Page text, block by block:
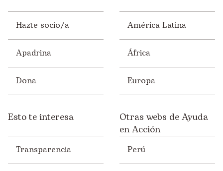
Hazte socio/a
Apadrina
Dona
América Latina
África
Europa
Esto te interesa
Transparencia
Otras webs de Ayuda
en Acción
Perú